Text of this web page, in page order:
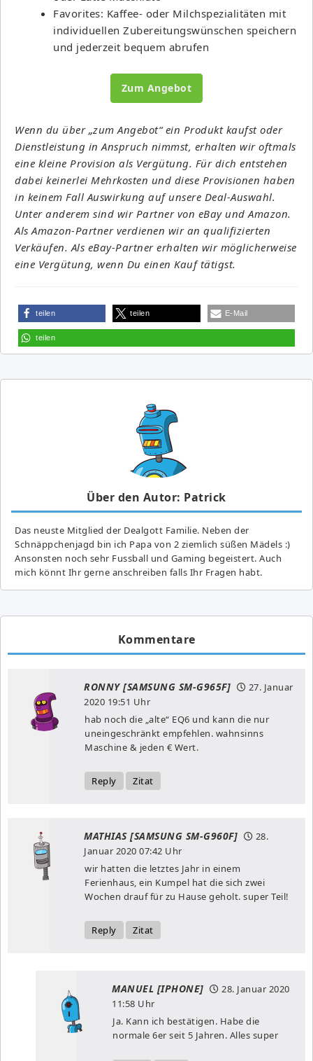
Favorites: Kaffee- oder Milchspezialitäten mit
individuellen Zubereitungswünschen speichern
und jederzeit bequem abrufen
Zum Angebot
Wenn du über „zum Angebot“ ein Produkt kaufst oder
Dienstleistung in Anspruch nimmst, erhalten wir oftmals
eine kleine Provision als Vergütung. Für dich entstehen
dabei keinerlei Mehrkosten und diese Provisionen haben
in keinem Fall Auswirkung auf unsere Deal-Auswahl.
Unter anderem sind wir Partner von eBay und Amazon.
Als Amazon-Partner verdienen wir an qualifizierten
Verkäufen. Als eBay-Partner erhalten wir möglicherweise
eine Vergütung, wenn Du einen Kauf tätigst.
teilen teilen E-Mail
teilen
Über den Autor: Patrick
Das neuste Mitglied der Dealgott Familie. Neben der
Schnäppchenjagd bin ich Papa von 2 ziemlich süßen Mädels :)
Ansonsten noch sehr Fussball und Gaming begeistert. Auch
mich könnt Ihr gerne anschreiben falls Ihr Fragen habt.
Kommentare
RONNY [SAMSUNG SM-G965F]
27. Januar
2020 19:51 Uhr
hab noch die „alte“ EQ6 und kann die nur
uneingeschränkt empfehlen. wahnsinns
Maschine & jeden € Wert.
Reply Zitat
MATHIAS [SAMSUNG SM-G960F]
28.
Januar 2020 07:42 Uhr
wir hatten die letztes Jahr in einem
Ferienhaus, ein Kumpel hat die sich zwei
Wochen drauf für zu Hause geholt. super Teil!
Reply Zitat
MANUEL [IPHONE]
28. Januar 2020
11:58 Uhr
Ja. Kann ich bestätigen. Habe die
normale 6er seit 5 Jahren. Alles super